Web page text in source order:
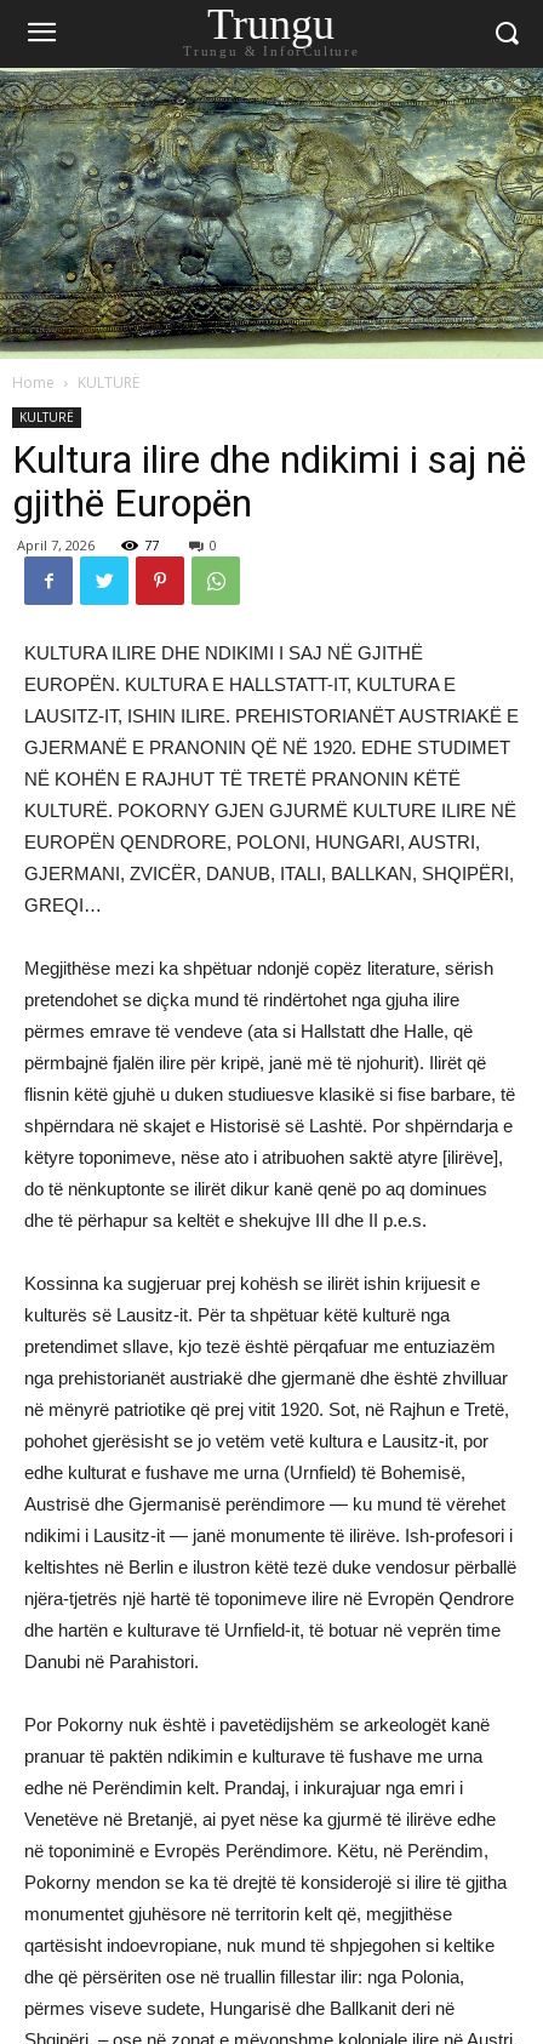
Trungu
Trungu & InforCulture
Home KULTURË
KULTURË
Kultura ilire dhe ndikimi i saj në
gjithë Europën
April 7, 2026 77 0
KULTURA ILIRE DHE NDIKIMI I SAJ NË GJITHË
EUROPËN. KULTURA E HALLSTATT-IT, KULTURA E
LAUSITZ-IT, ISHIN ILIRE. PREHISTORIANËT AUSTRIAKË E
GJERMANË E PRANONIN QË NË 1920. EDHE STUDIMET
NË KOHËN E RAJHUT TË TRETË PRANONIN KËTË
KULTURË. POKORNY GJEN GJURMË KULTURE ILIRE NË
EUROPËN QENDRORE, POLONI, HUNGARI, AUSTRI,
GJERMANI, ZVICËR, DANUB, ITALI, BALLKAN, SHQIPËRI,
GREQI…
Megjithëse mezi ka shpëtuar ndonjë copëz literature, sërish
pretendohet se diçka mund të rindërtohet nga gjuha ilire
përmes emrave të vendeve (ata si Hallstatt dhe Halle, që
përmbajnë fjalën ilire për kripë, janë më të njohurit). Ilirët që
flisnin këtë gjuhë u duken studiuesve klasikë si fise barbare, të
shpërndara në skajet e Historisë së Lashtë. Por shpërndarja e
këtyre toponimeve, nëse ato i atribuohen saktë atyre [ilirëve],
do të nënkuptonte se ilirët dikur kanë qenë po aq dominues
dhe të përhapur sa keltët e shekujve III dhe II p.e.s.
Kossinna ka sugjeruar prej kohësh se ilirët ishin krijuesit e
kulturës së Lausitz-it. Për ta shpëtuar këtë kulturë nga
pretendimet sllave, kjo tezë është përqafuar me entuziazëm
nga prehistorianët austriakë dhe gjermanë dhe është zhvilluar
në mënyrë patriotike që prej vitit 1920. Sot, në Rajhun e Tretë,
pohohet gjerësisht se jo vetëm vetë kultura e Lausitz-it, por
edhe kulturat e fushave me urna (Urnfield) të Bohemisë,
Austrisë dhe Gjermanisë perëndimore — ku mund të vërehet
ndikimi i Lausitz-it — janë monumente të ilirëve. Ish-profesori i
keltishtes në Berlin e ilustron këtë tezë duke vendosur përballë
njëra-tjetrës një hartë të toponimeve ilire në Evropën Qendrore
dhe hartën e kulturave të Urnfield-it, të botuar në veprën time
Danubi në Parahistori.
Por Pokorny nuk është i pavetëdijshëm se arkeologët kanë
pranuar të paktën ndikimin e kulturave të fushave me urna
edhe në Perëndimin kelt. Prandaj, i inkurajuar nga emri i
Venetëve në Bretanjë, ai pyet nëse ka gjurmë të ilirëve edhe
në toponiminë e Evropës Perëndimore. Këtu, në Perëndim,
Pokorny mendon se ka të drejtë të konsiderojë si ilire të gjitha
monumentet gjuhësore në territorin kelt që, megjithëse
qartësisht indoevropiane, nuk mund të shpjegohen si keltike
dhe që përsëriten ose në truallin fillestar ilir: nga Polonia,
përmes viseve sudete, Hungarisë dhe Ballkanit deri në
Shqipëri, – ose në zonat e mëvonshme koloniale ilire në Austri,